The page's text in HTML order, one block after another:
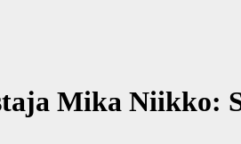
Mika Niikko: